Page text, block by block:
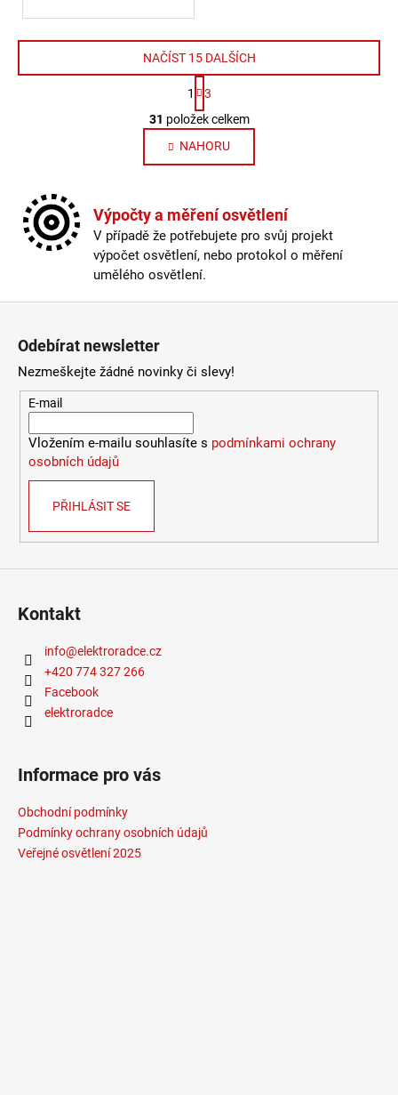
Ovládací prvky výpisu
NAČÍST 15 DALŠÍCH
Stránkování
1
3
31 položek celkem
NAHORU
Výpočty a měření osvětlení
V případě že potřebujete pro svůj projekt
výpočet osvětlení, nebo protokol o měření
umělého osvětlení.
Odebírat newsletter
Nezmeškejte žádné novinky či slevy!
E-mail
Vložením e-mailu souhlasíte s podmínkami ochrany
osobních údajů
PŘIHLÁSIT SE
Kontakt
info@elektroradce.cz
+420 774 327 266
Facebook
elektroradce
Informace pro vás
Obchodní podmínky
Podmínky ochrany osobních údajů
Veřejné osvětlení 2025